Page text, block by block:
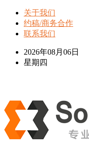
关于我们
约稿/商务合作
联系我们
2026年08月06日
星期四